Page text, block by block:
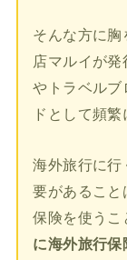
そんな方に
店マルイが発
やトラベルブ
ドとして頻
海外旅行に行
要があること
保険を使うこ
に海外旅行保